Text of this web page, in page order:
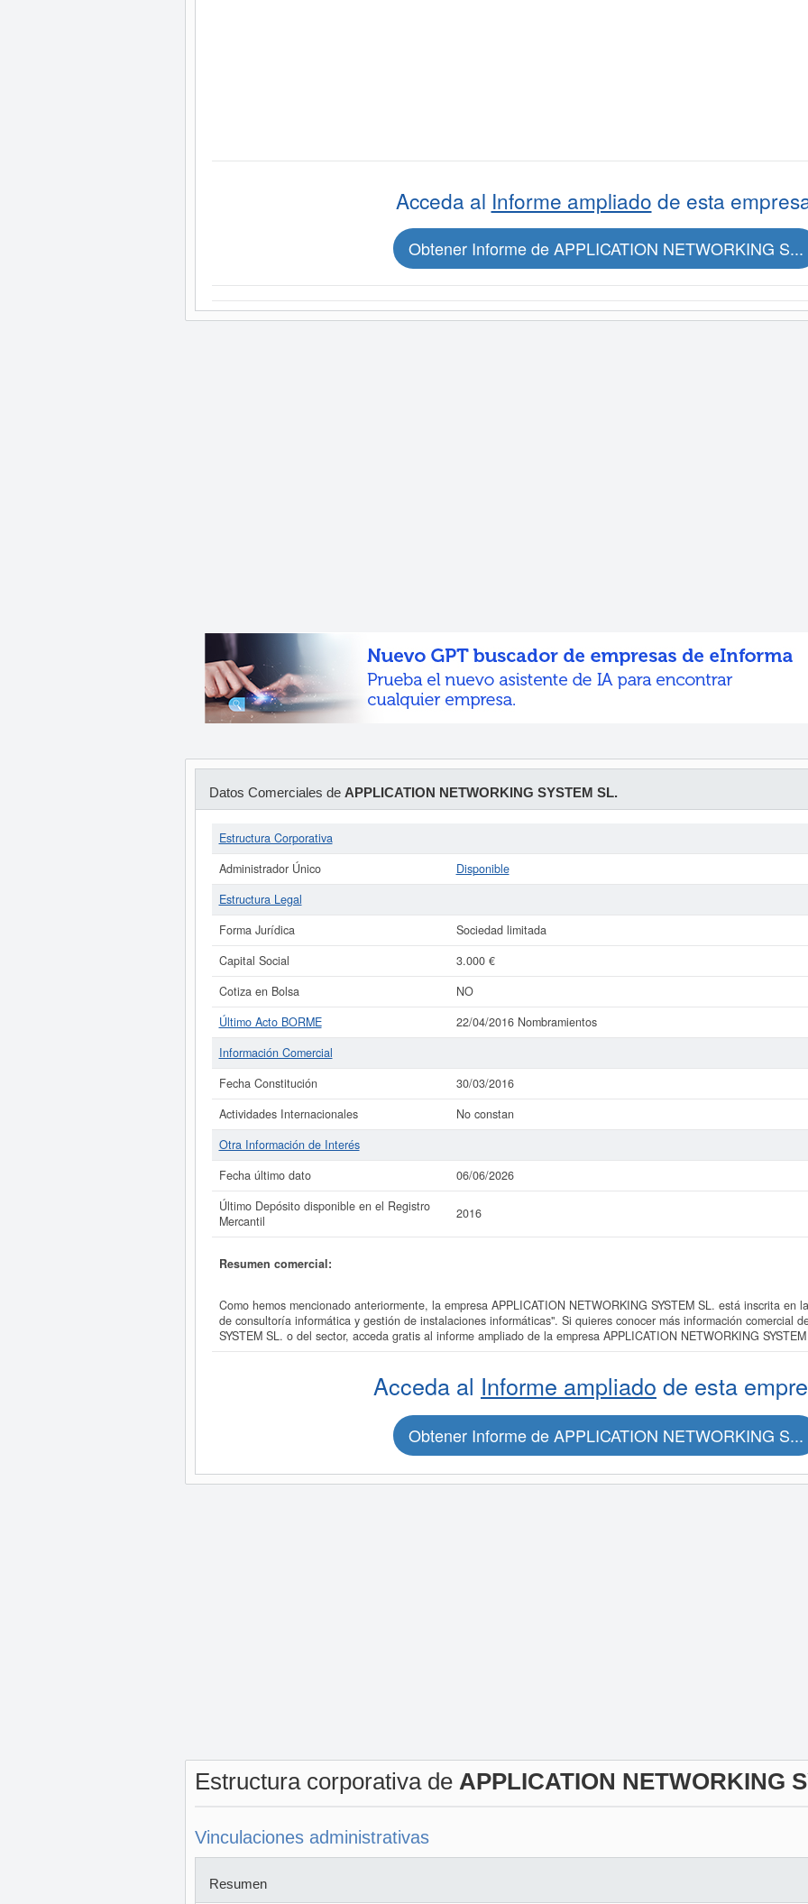
Acceda al Informe ampliado de esta
Obtener Informe de APPLICATION NETWORKING S...
Datos Comerciales de APPLICATION NETWORKING SYSTEM SL.
Estructura Corporativa
Administrador Único
Disponible
Estructura Legal
Forma Jurídica
Sociedad limitada
Capital Social
3.000 €
Cotiza en Bolsa
NO
Último Acto BORME
22/04/2016 Nombramientos
Información Comercial
Fecha Constitución
30/03/2016
Actividades Internacionales
No constan
Otra Información de Interés
Fecha último dato
06/06/2026
Último Depósito disponible en el Registro
Mercantil
2016
Resumen comercial:
Como hemos mencionado anteriormente, la empresa APPLICATION NETWORKING SYSTEM SL. está inscrita en
de consultoría informática y gestión de instalaciones informáticas". Si quieres conocer más información comercial
SYSTEM SL. o del sector, acceda gratis al informe ampliado de la empresa APPLICATION NETWORKING
Acceda al Informe ampliado de esta
Obtener Informe de APPLICATION NETWORKING S...
Estructura corporativa de APPLICATION NETWORKING
Vinculaciones administrativas
Resumen